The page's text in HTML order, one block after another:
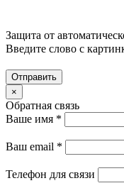
Защита от
Введите слово с
Отправить
×
Обратная связь
Ваше имя *
Ваш email *
Телефон для связи